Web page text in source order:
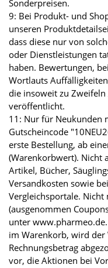
Sonderpreisen.
9: Bei Produkt- und
unseren
dass diese nur von
oder Dienstleistungen
haben. Bewertungen,
Wortlauts
die insoweit zu
veröffentlicht.
11: Nur für Neukunden
Gutscheincode
erste Bestellung, ab
(Warenkorbwert). Nicht
Artikel, Bücher,
Versandkosten sowie
Vergleichsportale.
(ausgenommen
unter
im Warenkorb, wird der
Rechnungsbetrag
vor, die Aktionen bei